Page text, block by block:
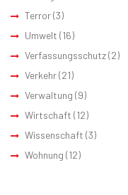
Terror(3)
Umwelt (16)
Verfassungsschutz(2)
Verkehr(21)
Verwaltung (9)
Wirtschaft (12)
Wissenschaft (3)
Wohnung (12)